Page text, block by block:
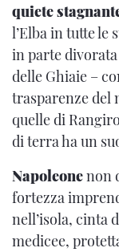
quiete
l’Elba in tutte le
in parte
delle Ghiaie –
trasparenze del
quelle di
di terra ha un
Napoleonenon
fortezza
nell’isola, cinta
medicee,